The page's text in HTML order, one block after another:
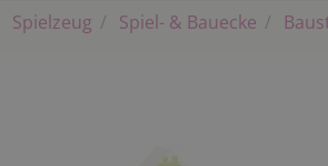
Spielzeug Spiel- & Bauecke